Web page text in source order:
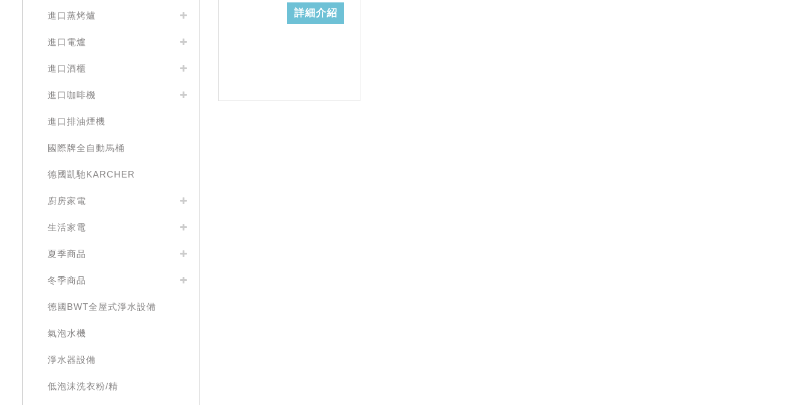
進口蒸烤爐
進口電爐
進口酒櫃
進口咖啡機
進口排油煙機
國際牌全自動馬桶
德國凱馳KARCHER
廚房家電
生活家電
夏季商品
冬季商品
德國BWT全屋式淨水設備
氣泡水機
淨水器設備
低泡沫洗衣粉/精
詳細介紹